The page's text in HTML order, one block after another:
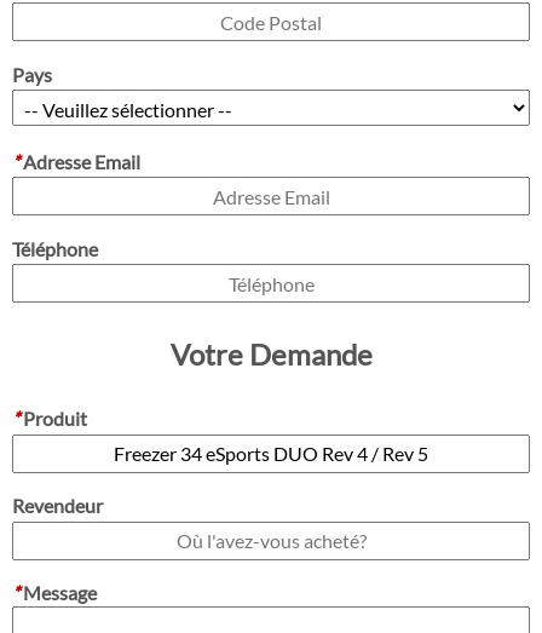
Pays
*Adresse Email
Téléphone
Votre Demande
*Produit
Revendeur
*Message